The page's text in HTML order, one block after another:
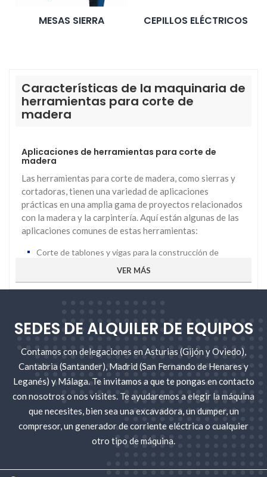
MESAS SIERRA CEPILLOS ELÉCTRICOS
Características de la maquinaria de
herramientas para corte de
madera
Aplicaciones de herramientas para corte de
madera
Las herramientas para corte de madera, como sierras y
cortadoras, tienen una variedad de aplicaciones
prácticas en una amplia gama de proyectos relacionados
con la madera y la carpintería. Aquí están algunas de las
aplicaciones comunes de estas herramientas:
Corte de tablones y vigas para la construcción de
estructuras de madera.
Tallado y escultura de objetos artísticos y decorativos.
Construcción de cercas, terrazas y estructuras
Reparación y restauración de muebles antiguos.
Fabricación de molduras y marcos decorativos.
Construcción de juguetes y objetos de madera
personalizados.
Poda y mantenimiento de árboles y arbustos en
jardinería y paisajismo.
Tipos de herramientas para corte de madera
VER MÁS
SEDES DE ALQUILER DE EQUIPOS
Contamos con delegaciones en Asturias (Gijón y Oviedo),
Cantabria (Santander), Madrid (San Fernando de Henares y
Leganés) y Málaga. Te invitamos a que te pongas en contacto
con nosotros o nos visites. Te ayudaremos a elegir la máquina
que necesites, bien sea una excavadora, un dumper, un
compresor, un generador de corriente eléctrica o cualquier
otro tipo de máquina.